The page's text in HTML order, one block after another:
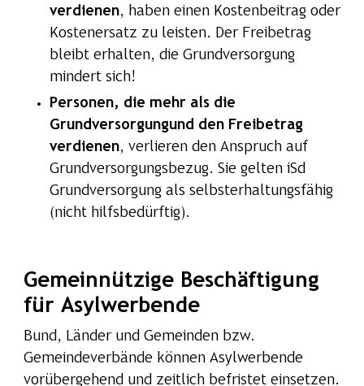
verdienen, haben einen Kostenbeitrag oder
Kostenersatz zu leisten. Der Freibetrag
bleibt erhalten, die Grundversorgung
mindert sich!
Personen, die mehr als die
Grundversorgungund den Freibetrag
verdienen, verlieren den Anspruch auf
Grundversorgungsbezug. Sie gelten iSd
Grundversorgung als selbsterhaltungsfähig
(nicht hilfsbedürftig).
Gemeinnützige Beschäftigung
für Asylwerbende
Bund, Länder und Gemeinden bzw.
Gemeindeverbände können Asylwerbende
vorübergehend und zeitlich befristet einsetzen.